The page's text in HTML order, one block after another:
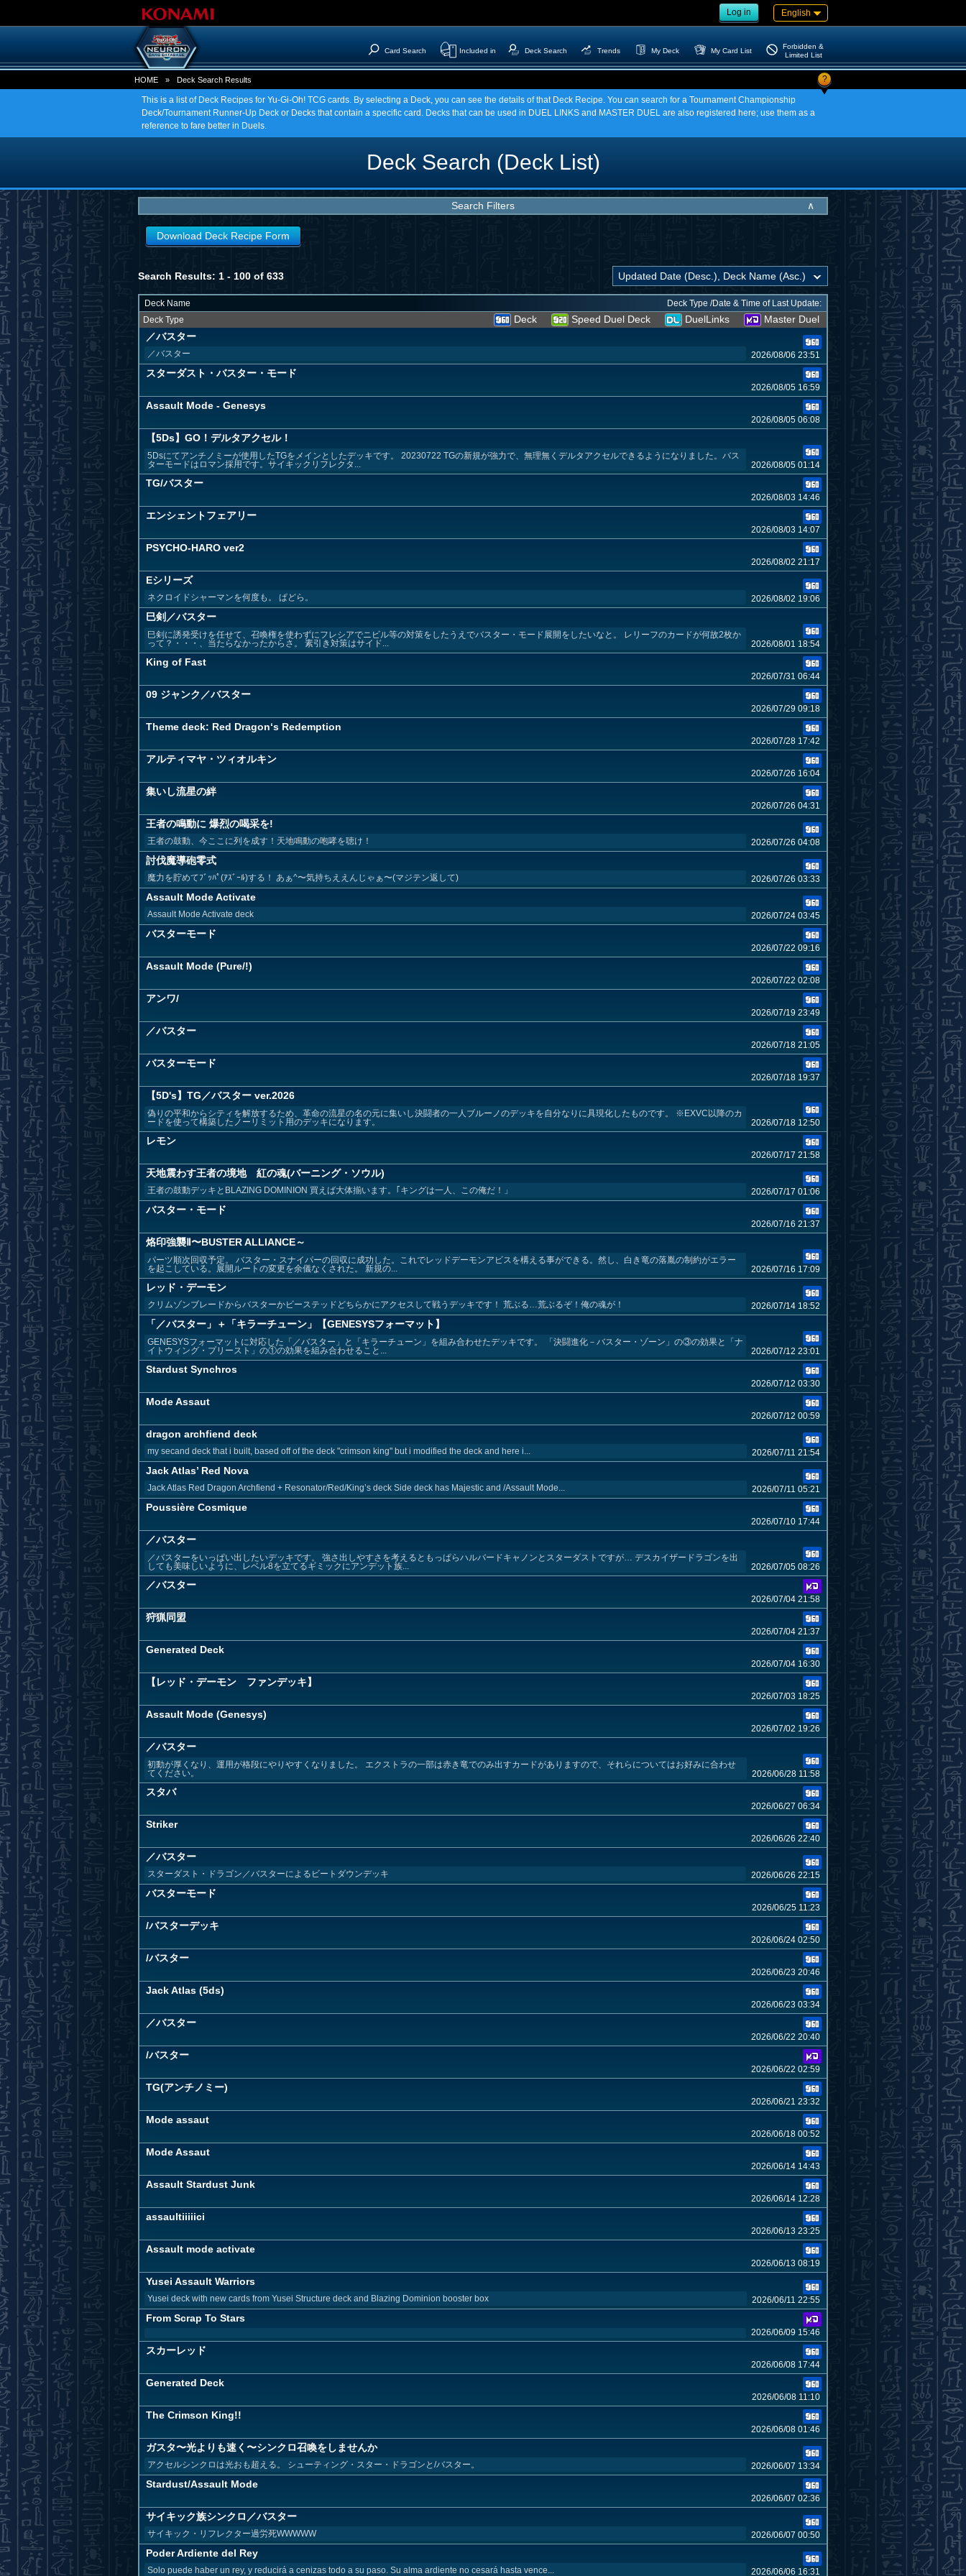
Log in English
Card Search Included in Deck Search Trends My Deck My Card List
Forbidden &
Limited List
HOME » Deck Search Results ?
This is a list of Deck Recipes for Yu-Gi-Oh! TCG cards. By selecting a Deck, you can see the details of that Deck Recipe. You can search for a Tournament Championship
Deck/Tournament Runner-Up Deck or Decks that contain a specific card. Decks that can be used in DUEL LINKS and MASTER DUEL are also registered here; use them as a
reference to fare better in Duels.
Deck Search (Deck List)
Search Filters ∧
Download Deck Recipe Form
Search Results: 1 - 100 of 633
Deck Name
Deck Type /Date & Time of Last Update:
Deck Type
Deck Speed Duel Deck DuelLinks
Master Duel
／バスター
／バスター 2026/08/06 23:51
スターダスト・バスター・モード
2026/08/05 16:59
Assault Mode - Genesys
2026/08/05 06:08
【5Ds】GO！デルタアクセル！
5Dsにてアンチノミーが使用したTGをメインとしたデッキです。 20230722 TGの新規が強力で、無理無くデルタアクセルできるようになりました。バス
ターモードはロマン採用です。サイキックリフレクタ...
2026/08/05 01:14
TG/バスター
2026/08/03 14:46
エンシェントフェアリー
2026/08/03 14:07
PSYCHO-HARO ver2
2026/08/02 21:17
Eシリーズ
ネクロイドシャーマンを何度も。 ぱどら。 2026/08/02 19:06
巳剣／バスター
巳剣に誘発受けを任せて、召喚権を使わずにフレシアでニビル等の対策をしたうえでバスター・モード展開をしたいなと。 レリーフのカードが何故2枚か
って？・・・、当たらなかったからさ。 素引き対策はサイド...
2026/08/01 18:54
King of Fast
2026/07/31 06:44
09 ジャンク／バスター
2026/07/29 09:18
Theme deck: Red Dragon‘s Redemption
2026/07/28 17:42
アルティマヤ・ツィオルキン
2026/07/26 16:04
集いし流星の絆
2026/07/26 04:31
王者の鳴動に 爆烈の喝采を!
王者の鼓動、今ここに列を成す！天地鳴動の咆哮を聴け！ 2026/07/26 04:08
討伐魔導砲零式
魔力を貯めてﾌﾞｯﾊﾟ(ｱｽﾞｰﾙ)する！ あぁ^〜気持ちええんじゃぁ〜(マジテン返して) 2026/07/26 03:33
Assault Mode Activate
Assault Mode Activate deck 2026/07/24 03:45
バスターモード
2026/07/22 09:16
Assault Mode (Pure/!)
2026/07/22 02:08
アンワ/
2026/07/19 23:49
／バスター
2026/07/18 21:05
バスターモード
2026/07/18 19:37
【5D's】TG／バスター ver.2026
偽りの平和からシティを解放するため、革命の流星の名の元に集いし決闘者の一人ブルーノのデッキを自分なりに具現化したものです。 ※EXVC以降のカ
ードを使って構築したノーリミット用のデッキになります。
2026/07/18 12:50
レモン
2026/07/17 21:58
天地震わす王者の境地 紅の魂(バーニング・ソウル)
王者の鼓動デッキとBLAZING DOMINION 買えば大体揃います。｢キングは一人、この俺だ！」 2026/07/17 01:06
バスター・モード
2026/07/16 21:37
烙印強襲Ⅱ〜BUSTER ALLIANCE～
パーツ順次回収予定。 バスター・スナイパーの回収に成功した。これでレッドデーモンアビスを構える事ができる。然し、白き竜の落胤の制約がエラー
を起こしている。展開ルートの変更を余儀なくされた。 新規の...
2026/07/16 17:09
レッド・デーモン
クリムゾンブレードからバスターかビーステッドどちらかにアクセスして戦うデッキです！ 荒ぶる…荒ぶるぞ！俺の魂が！ 2026/07/14 18:52
「／バスター」＋「キラーチューン」【GENESYSフォーマット】
GENESYSフォーマットに対応した「／バスター」と「キラーチューン」を組み合わせたデッキです。 「決闘進化－バスター・ゾーン」の③の効果と「ナ
イトウィング・プリースト」の①の効果を組み合わせること...
2026/07/12 23:01
Stardust Synchros
2026/07/12 03:30
Mode Assaut
2026/07/12 00:59
dragon archfiend deck
my secand deck that i built, based off of the deck "crimson king" but i modified the deck and here i... 2026/07/11 21:54
Jack Atlas’ Red Nova
Jack Atlas Red Dragon Archfiend + Resonator/Red/King’s deck Side deck has Majestic and /Assault Mode... 2026/07/11 05:21
Poussière Cosmique
2026/07/10 17:44
／バスター
／バスターをいっぱい出したいデッキです。 強さ出しやすさを考えるともっぱらハルバードキャノンとスターダストですが… デスカイザードラゴンを出
しても美味しいように、レベル8を立てるギミックにアンデット族...
2026/07/05 08:26
／バスター
2026/07/04 21:58
狩猟同盟
2026/07/04 21:37
Generated Deck
2026/07/04 16:30
【レッド・デーモン ファンデッキ】
2026/07/03 18:25
Assault Mode (Genesys)
2026/07/02 19:26
／バスター
初動が厚くなり、運用が格段にやりやすくなりました。 エクストラの一部は赤き竜でのみ出すカードがありますので、それらについてはお好みに合わせ
てください。
2026/06/28 11:58
スタバ
2026/06/27 06:34
Striker
2026/06/26 22:40
／バスター
スターダスト・ドラゴン／バスターによるビートダウンデッキ 2026/06/26 22:15
バスターモード
2026/06/25 11:23
/バスターデッキ
2026/06/24 02:50
/バスター
2026/06/23 20:46
Jack Atlas (5ds)
2026/06/23 03:34
／バスター
2026/06/22 20:40
/バスター
2026/06/22 02:59
TG(アンチノミー)
2026/06/21 23:32
Mode assaut
2026/06/18 00:52
Mode Assaut
2026/06/14 14:43
Assault Stardust Junk
2026/06/14 12:28
assaultiiiiici
2026/06/13 23:25
Assault mode activate
2026/06/13 08:19
Yusei Assault Warriors
Yusei deck with new cards from Yusei Structure deck and Blazing Dominion booster box 2026/06/11 22:55
From Scrap To Stars
2026/06/09 15:46
スカーレッド
2026/06/08 17:44
Generated Deck
2026/06/08 11:10
The Crimson King!!
2026/06/08 01:46
ガスタ〜光よりも速く〜シンクロ召喚をしませんか
アクセルシンクロは光おも超える。 シューティング・スター・ドラゴンと/バスター。 2026/06/07 13:34
Stardust/Assault Mode
2026/06/07 02:36
サイキック族シンクロ／バスター
サイキック・リフレクター過労死WWWWW 2026/06/07 00:50
Poder Ardiente del Rey
Solo puede haber un rey, y reducirá a cenizas todo a su paso. Su alma ardiente no cesará hasta vence... 2026/06/06 16:31